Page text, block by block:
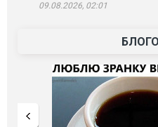
09.08.2026, 02:01